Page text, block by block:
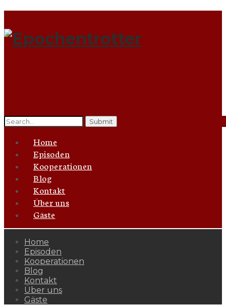
Search
for:
Home
Episoden
Kooperationen
Blog
Kontakt
Über uns
Gäste
Home
Episoden
Kooperationen
Blog
Kontakt
Über uns
Gäste